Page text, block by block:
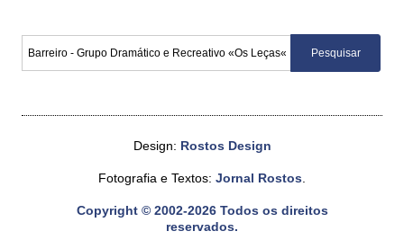
Design: Rostos Design
Fotografia e Textos: Jornal Rostos.
Copyright © 2002-2026 Todos os direitos
reservados.